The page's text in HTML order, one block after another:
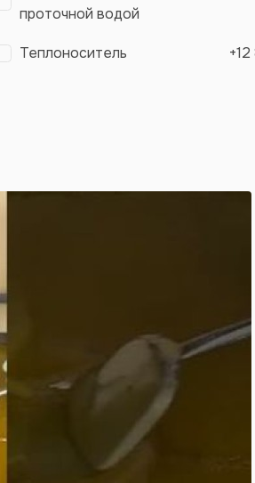
проточной водой
Теплоноситель +